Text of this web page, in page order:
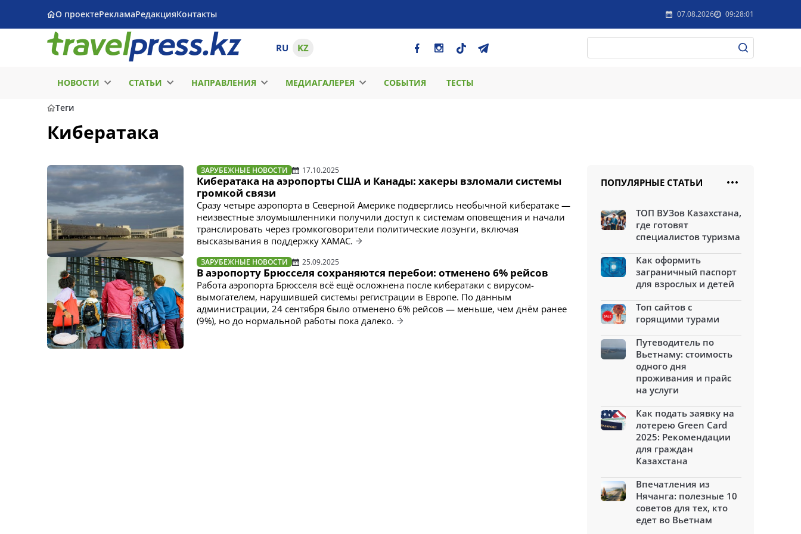
О проектеРекламаРедакцияКонтакты 07.08.2026 09:28:01
RU KZ
НОВОСТИ СТАТЬИ НАПРАВЛЕНИЯ МЕДИАГАЛЕРЕЯ СОБЫТИЯ ТЕСТЫ
Теги
Кибератака
ЗАРУБЕЖНЫЕ НОВОСТИ 17.10.2025
Кибератака на аэропорты США и Канады: хакеры взломали системы
громкой связи
Сразу четыре аэропорта в Северной Америке подверглись необычной кибератаке —
неизвестные злоумышленники получили доступ к системам оповещения и начали
транслировать через громкоговорители политические лозунги, включая
высказывания в поддержку ХАМАС.
ЗАРУБЕЖНЫЕ НОВОСТИ 25.09.2025
В аэропорту Брюсселя сохраняются перебои: отменено 6% рейсов
Работа аэропорта Брюсселя всё ещё осложнена после кибератаки с вирусом-
вымогателем, нарушившей системы регистрации в Европе. По данным
администрации, 24 сентября было отменено 6% рейсов — меньше, чем днём ранее
(9%), но до нормальной работы пока далеко.
ПОПУЛЯРНЫЕ СТАТЬИ
ТОП ВУЗов Казахстана,
где готовят
специалистов туризма
Как оформить
заграничный паспорт
для взрослых и детей
Топ сайтов с
горящими турами
Путеводитель по
Вьетнаму: стоимость
одного дня
проживания и прайс
на услуги
Как подать заявку на
лотерею Green Card
2025: Рекомендации
для граждан
Казахстана
Впечатления из
Нячанга: полезные 10
советов для тех, кто
едет во Вьетнам